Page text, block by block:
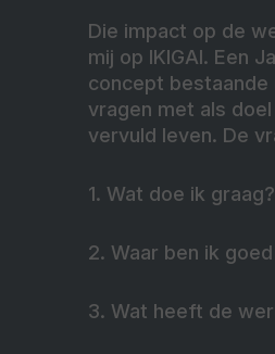
Die impact op de
mij op IKIGAI. Een
concept bestaande
vragen met als
vervuld leven. De
1. Wat doe ik graag?
2. Waar ben ik goed
3. Wat heeft de